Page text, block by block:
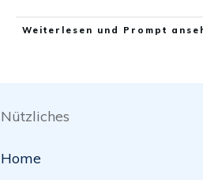
Weiterlesen und Prompt
Nützliches
Home